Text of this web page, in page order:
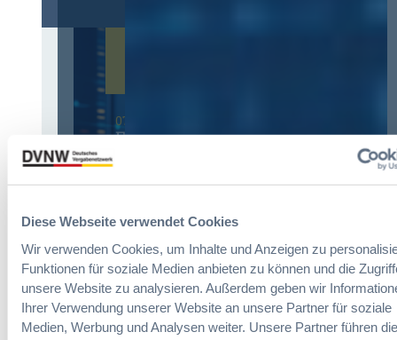
Diese Webseite verwendet Cookies
Wir verwenden Cookies, um Inhalte und Anzeigen zu
Funktionen für soziale Medien anbieten zu können und die
unsere Website zu analysieren. Außerdem geben wir
Ihrer Verwendung unserer Website an unsere Partner für soziale
Medien, Werbung und Analysen weiter. Unsere Partner führen
07. Oktober 2026 in Berlin
EVB-IT Thementag
Beschaffung in der